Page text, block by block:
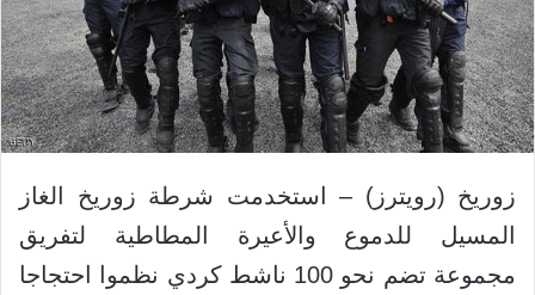
زوريخ (رويترز) – استخدمت شرطة زوريخ الغاز
المسيل للدموع والأعيرة المطاطية لتفريق
مجموعة تضم نحو 100 ناشط كردي نظموا احتجاجا